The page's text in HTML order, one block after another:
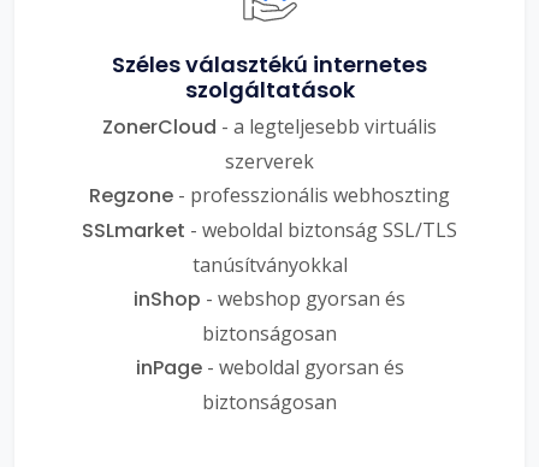
Széles választékú internetes
szolgáltatások
ZonerCloud - a legteljesebb virtuális
szerverek
Regzone - professzionális webhoszting
SSLmarket - weboldal biztonság SSL/TLS
tanúsítványokkal
inShop - webshop gyorsan és
biztonságosan
inPage- weboldal gyorsan és
biztonságosan